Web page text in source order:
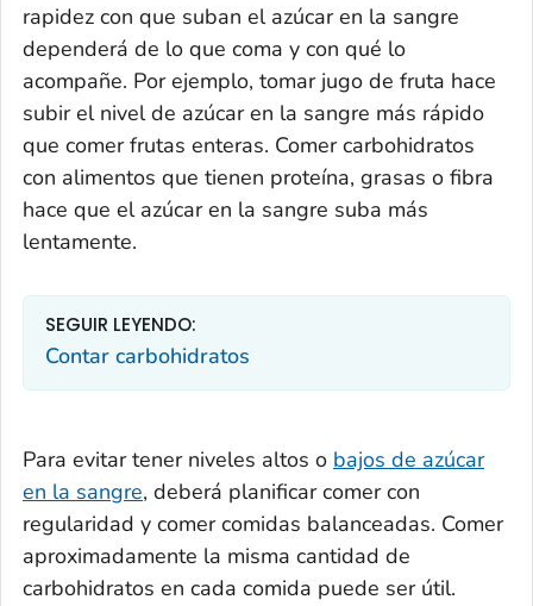
rapidez con que suban el azúcar en la sangre
dependerá de lo que coma y con qué lo
acompañe. Por ejemplo, tomar jugo de fruta hace
subir el nivel de azúcar en la sangre más rápido
que comer frutas enteras. Comer carbohidratos
con alimentos que tienen proteína, grasas o fibra
hace que el azúcar en la sangre suba más
lentamente.
SEGUIR LEYENDO:
Contar carbohidratos
Para evitar tener niveles altos o bajos de azúcar
en la sangre, deberá planificar comer con
regularidad y comer comidas balanceadas. Comer
aproximadamente la misma cantidad de
carbohidratos en cada comida puede ser útil.